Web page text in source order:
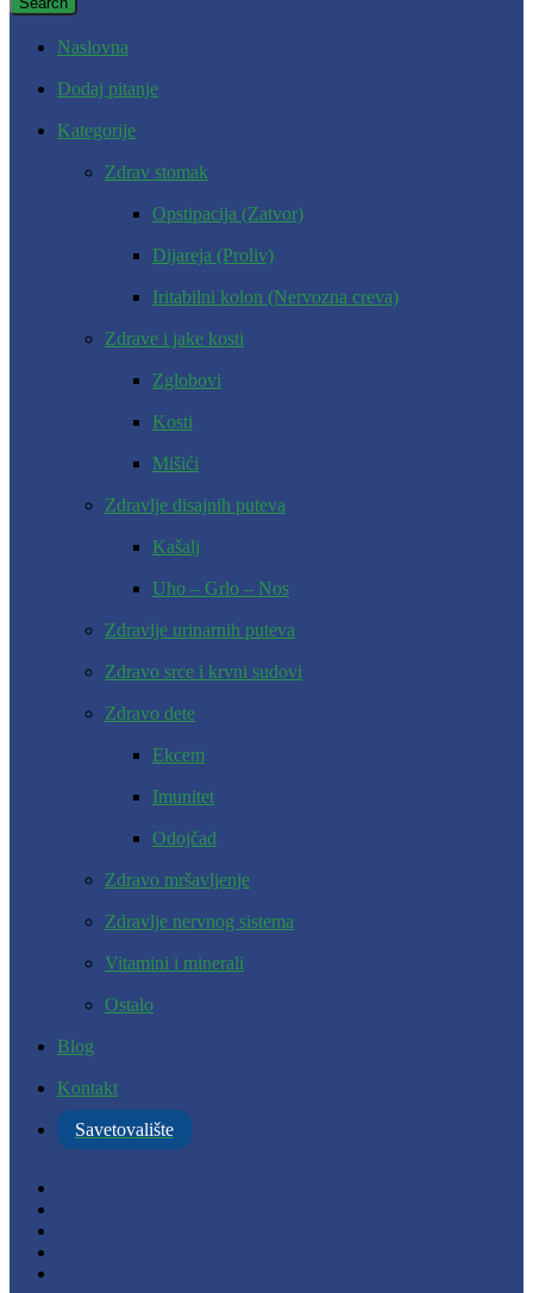
Naslovna
Dodaj pitanje
Kategorije
Zdrav stomak
Opstipacija (Zatvor)
Dijareja (Proliv)
Iritabilni kolon (Nervozna creva)
Zdrave i jake kosti
Zglobovi
Kosti
Mišići
Zdravlje disajnih puteva
Kašalj
Uho – Grlo – Nos
Zdravlje urinarnih puteva
Zdravo srce i krvni sudovi
Zdravo dete
Ekcem
Imunitet
Odojčad
Zdravo mršavljenje
Zdravlje nervnog sistema
Vitamini i minerali
Ostalo
Blog
Kontakt
Savetovalište